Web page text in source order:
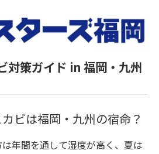
対策ガイド in 福岡・九州
ビは福岡・九州の宿命？
年間を通して湿度が高く、夏は